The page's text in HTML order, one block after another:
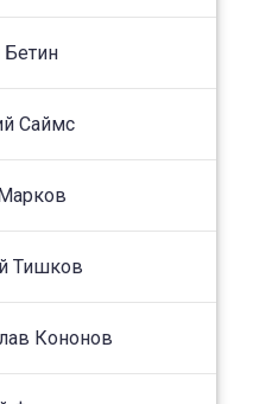
Саймс
Тишков
Кононов